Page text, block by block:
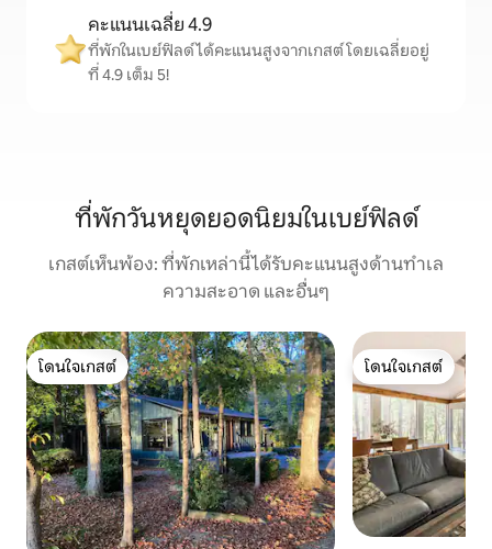
คะแนนเฉลี่ย 4.9
ที่พักในเบย์ฟิลด์ได้คะแนนสูงจากเกสต์ โดยเฉลี่ยอยู่
ที่ 4.9 เต็ม 5!
ที่พักวันหยุดยอดนิยมในเบย์ฟิลด์
เกสต์เห็นพ้อง: ที่พักเหล่านี้ได้รับคะแนนสูงด้านทำเล
ความสะอาด และอื่นๆ
โดนใจเกสต์
โดนใจเกสต์
โดนใจเกสต์
โดนใจเกสต์